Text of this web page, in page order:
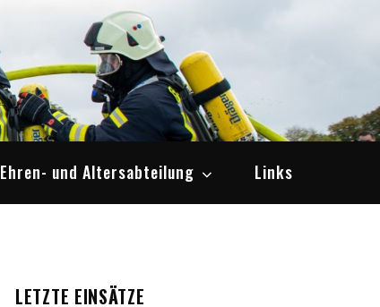
Ehren- und Altersabteilung Links
LETZTE EINSÄTZE